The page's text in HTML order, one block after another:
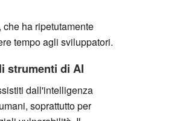
ha ripetutamente
tempo agli sviluppatori.
strumenti di AI
dall'intelligenza
soprattutto per